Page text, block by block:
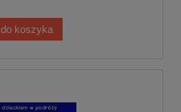
do koszyka